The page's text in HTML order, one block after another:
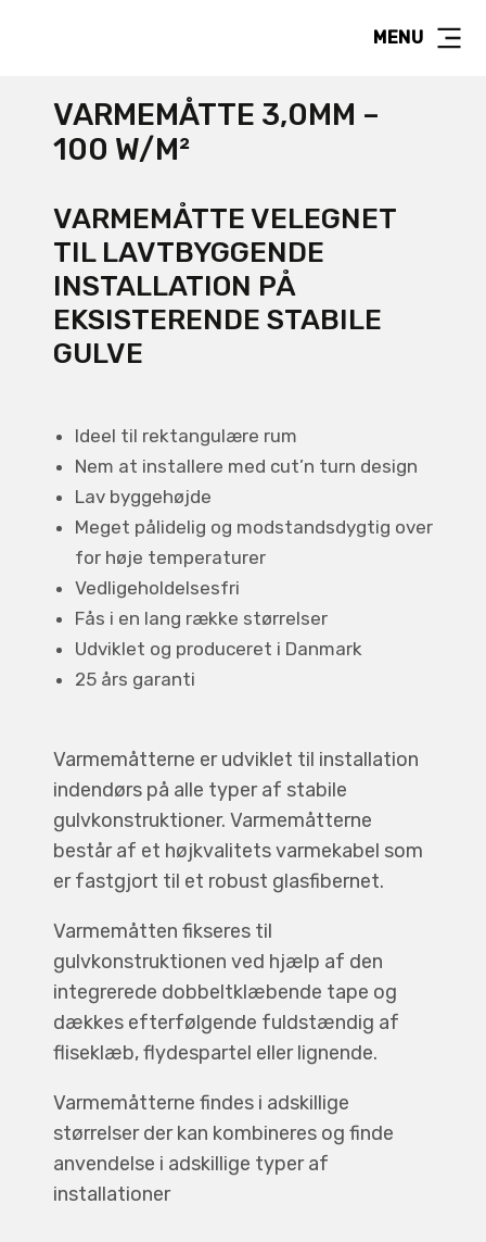
MENU
VARMEMÅTTE 3,0MM –
100 W/M²
VARMEMÅTTE VELEGNET
TIL LAVTBYGGENDE
INSTALLATION PÅ
EKSISTERENDE STABILE
GULVE
Ideel til rektangulære rum
Nem at installere med cut’n turn design
Lav byggehøjde
Meget pålidelig og modstandsdygtig over
for høje temperaturer
Vedligeholdelsesfri
Fås i en lang række størrelser
Udviklet og produceret i Danmark
25 års garanti
Varmemåtterne er udviklet til installation
indendørs på alle typer af stabile
gulvkonstruktioner. Varmemåtterne
består af et højkvalitets varmekabel som
er fastgjort til et robust glasfibernet.
Varmemåtten fikseres til
gulvkonstruktionen ved hjælp af den
integrerede dobbeltklæbende tape og
dækkes efterfølgende fuldstændig af
fliseklæb, flydespartel eller lignende.
Varmemåtterne findes i adskillige
størrelser der kan kombineres og finde
anvendelse i adskillige typer af
installationer